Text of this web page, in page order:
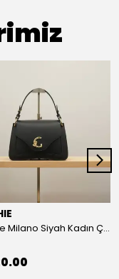
Gasshie Milano Siyah Kadın Çanta 8654